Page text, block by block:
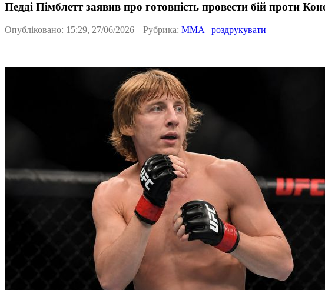
Педді Пімблетт заявив про готовність провести бій проти
Опубліковано: 15:29, 27/06/2026 | Рубрика: ММА | роздрукувати